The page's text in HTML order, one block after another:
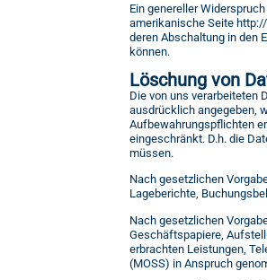
Ein genereller
amerikanische Seite
deren Abschaltung in den
können.
Löschung von
Die von uns verarbeiteten
ausdrücklich angegeben,
Aufbewahrungspflichten
eingeschränkt. D.h. die
müssen.
Nach gesetzlichen
Lageberichte,
Nach gesetzlichen
Geschäftspapiere,
erbrachten Leistungen,
(MOSS) in Anspruch